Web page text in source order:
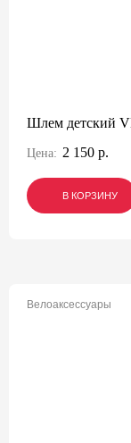
Шлем детский
Цена: 2 150 р.
В КОРЗИНУ
В КОРЗИНУ
В КОРЗИНУ
Велоаксессуары